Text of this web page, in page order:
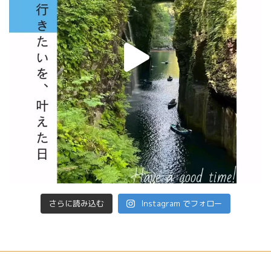
さらに読み込む Instagram でフォロー